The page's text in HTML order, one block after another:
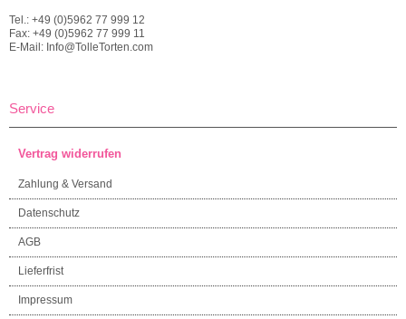
Tel.: +49 (0)5962 77 999 12
Fax: +49 (0)5962 77 999 11
E-Mail: Info@TolleTorten.com
Service
Vertrag widerrufen
Zahlung & Versand
Datenschutz
AGB
Lieferfrist
Impressum